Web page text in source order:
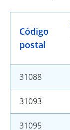
Código
postal
31088
31093
31095